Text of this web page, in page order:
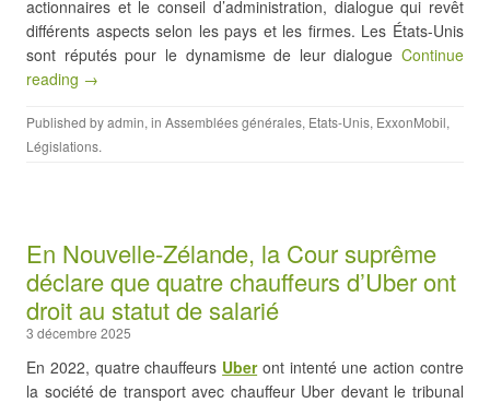
actionnaires et le conseil d’administration, dialogue qui revêt
différents aspects selon les pays et les firmes. Les États-Unis
sont réputés pour le dynamisme de leur dialogue Continue
reading →
Published byadmin, in Assemblées générales, Etats-Unis, ExxonMobil,
Législations.
En Nouvelle-Zélande, la Cour suprême
déclare que quatre chauffeurs d’Uber ont
droit au statut de salarié
3 décembre 2025
En 2022, quatre chauffeurs Uberont intenté une action contre
la société de transport avec chauffeur Uber devant le tribunal